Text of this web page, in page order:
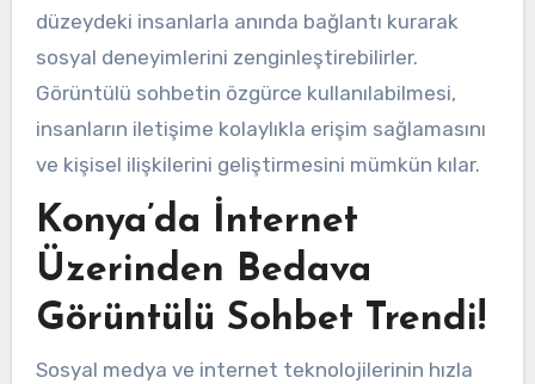
düzeydeki insanlarla anında bağlantı kurarak
sosyal deneyimlerini zenginleştirebilirler.
Görüntülü sohbetin özgürce kullanılabilmesi,
insanların iletişime kolaylıkla erişim sağlamasını
ve kişisel ilişkilerini geliştirmesini mümkün kılar.
Konya’da İnternet
Üzerinden Bedava
Görüntülü Sohbet Trendi!
Sosyal medya ve internet teknolojilerinin hızla